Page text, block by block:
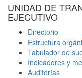
UNIDAD DE
EJECUTIVO
Directorio
Estructura
Tabulador de
Indicadores y
Auditorías